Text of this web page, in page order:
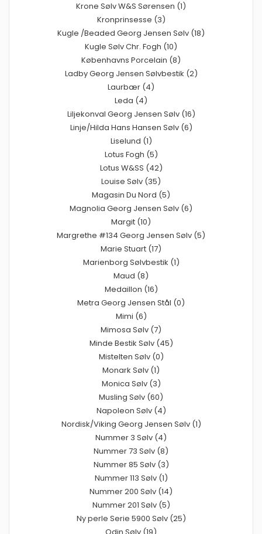
Krone Sølv W&S Sørensen (1)
Kronprinsesse (3)
Kugle /Beaded Georg Jensen Sølv (18)
Kugle Sølv Chr. Fogh (10)
Københavns Porcelain (8)
Ladby Georg Jensen Sølvbestik (2)
Laurbær (4)
Leda (4)
Liljekonval Georg Jensen Sølv (16)
Linje/Hilda Hans Hansen Sølv (6)
Liselund (1)
Lotus Fogh (5)
Lotus W&SS (42)
Louise Sølv (35)
Magasin Du Nord (5)
Magnolia Georg Jensen Sølv (6)
Margit (10)
Margrethe #134 Georg Jensen Sølv (5)
Marie Stuart (17)
Marienborg Sølvbestik (1)
Maud (8)
Medaillon (16)
Metra Georg Jensen Stål (0)
Mimi (6)
Mimosa Sølv (7)
Minde Bestik Sølv (45)
Mistelten Sølv (0)
Monark Sølv (1)
Monica Sølv (3)
Musling Sølv (60)
Napoleon Sølv (4)
Nordisk/Viking Georg Jensen Sølv (1)
Nummer 3 Sølv (4)
Nummer 73 Sølv (8)
Nummer 85 Sølv (3)
Nummer 113 Sølv (1)
Nummer 200 Sølv (14)
Nummer 201 Sølv (5)
Ny perle Serie 5900 Sølv (25)